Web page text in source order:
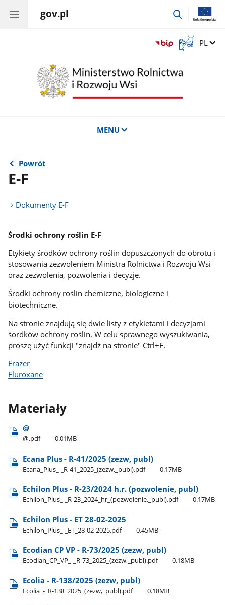
gov.pl
przejdź
Otwórz
okno
tłumaczem
migowego
Zmień
PL
MENU
Powrót
E-F
Dokumenty E-F
Środki ochrony roślin E-F
Etykiety środków ochrony roślin dopuszczonych do obrotu i
stosowania zezwoleniem Ministra Rolnictwa i Rozwoju Wsi
oraz zezwolenia, pozwolenia i decyzje.
Środki ochrony roślin chemiczne, biologiczne i
biotechniczne.
Na stronie znajdują się dwie listy z etykietami i decyzjami
śordków ochrony roślin. W celu sprawnego wyszukiwania,
proszę użyć funkcji "znajdź na stronie" Ctrl+F.
Erazer
Fluroxane
Materiały
@
@.pdf 0.01MB
Ecana Plus - R-41/2025 (zezw, publ)
Ecana​_Plus​_-​_R-41​_2025​_(zezw,​_publ).pdf 0.17MB
Echilon Plus - R-23/2024 h.r. (pozwolenie, publ)
Echilon​_Plus​_-​_R-23​_2024​_hr​_(pozwolenie,​_publ).pdf 0.17MB
Echilon Plus - ET 28-02-2025
Echilon​_Plus​_-​_ET​_28-02-2025.pdf 0.45MB
Ecodian CP VP - R-73/2025 (zezw, publ)
Ecodian​_CP​_VP​_-​_R-73​_2025​_(zezw,​_publ).pdf 0.18MB
Ecolia - R-138/2025 (zezw, publ)
Ecolia​_-​_R-138​_2025​_(zezw,​_publ).pdf 0.18MB